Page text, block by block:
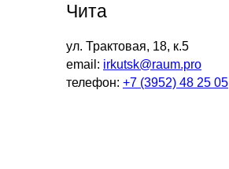
ул. Трактовая, 18, к.5
email: irkutsk@raum.pro
телефон: +7 (3952) 48 25 05
Чита